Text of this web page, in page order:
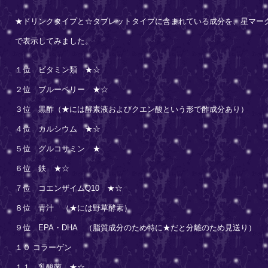
★ドリンクタイプと☆タブレットタイプに含まれている成分を、星マー
で表示してみました。
１位 ビタミン類 ★☆
２位 ブルーベリー ★☆
３位 黒酢（★には酵素液およびクエン酸という形で酢成分あり）
４位 カルシウム ★☆
５位 グルコサミン ★
６位 鉄 ★☆
７位 コエンザイムQ10 ★☆
８位 青汁 （★には野草酵素）
９位 EPA・DHA （脂質成分のため特に★だと分離のため見送り）
１０ コラーゲン